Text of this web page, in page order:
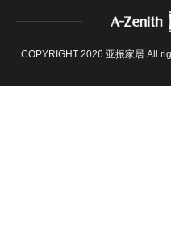
COPYRIGHT 2026 亚振家居 All